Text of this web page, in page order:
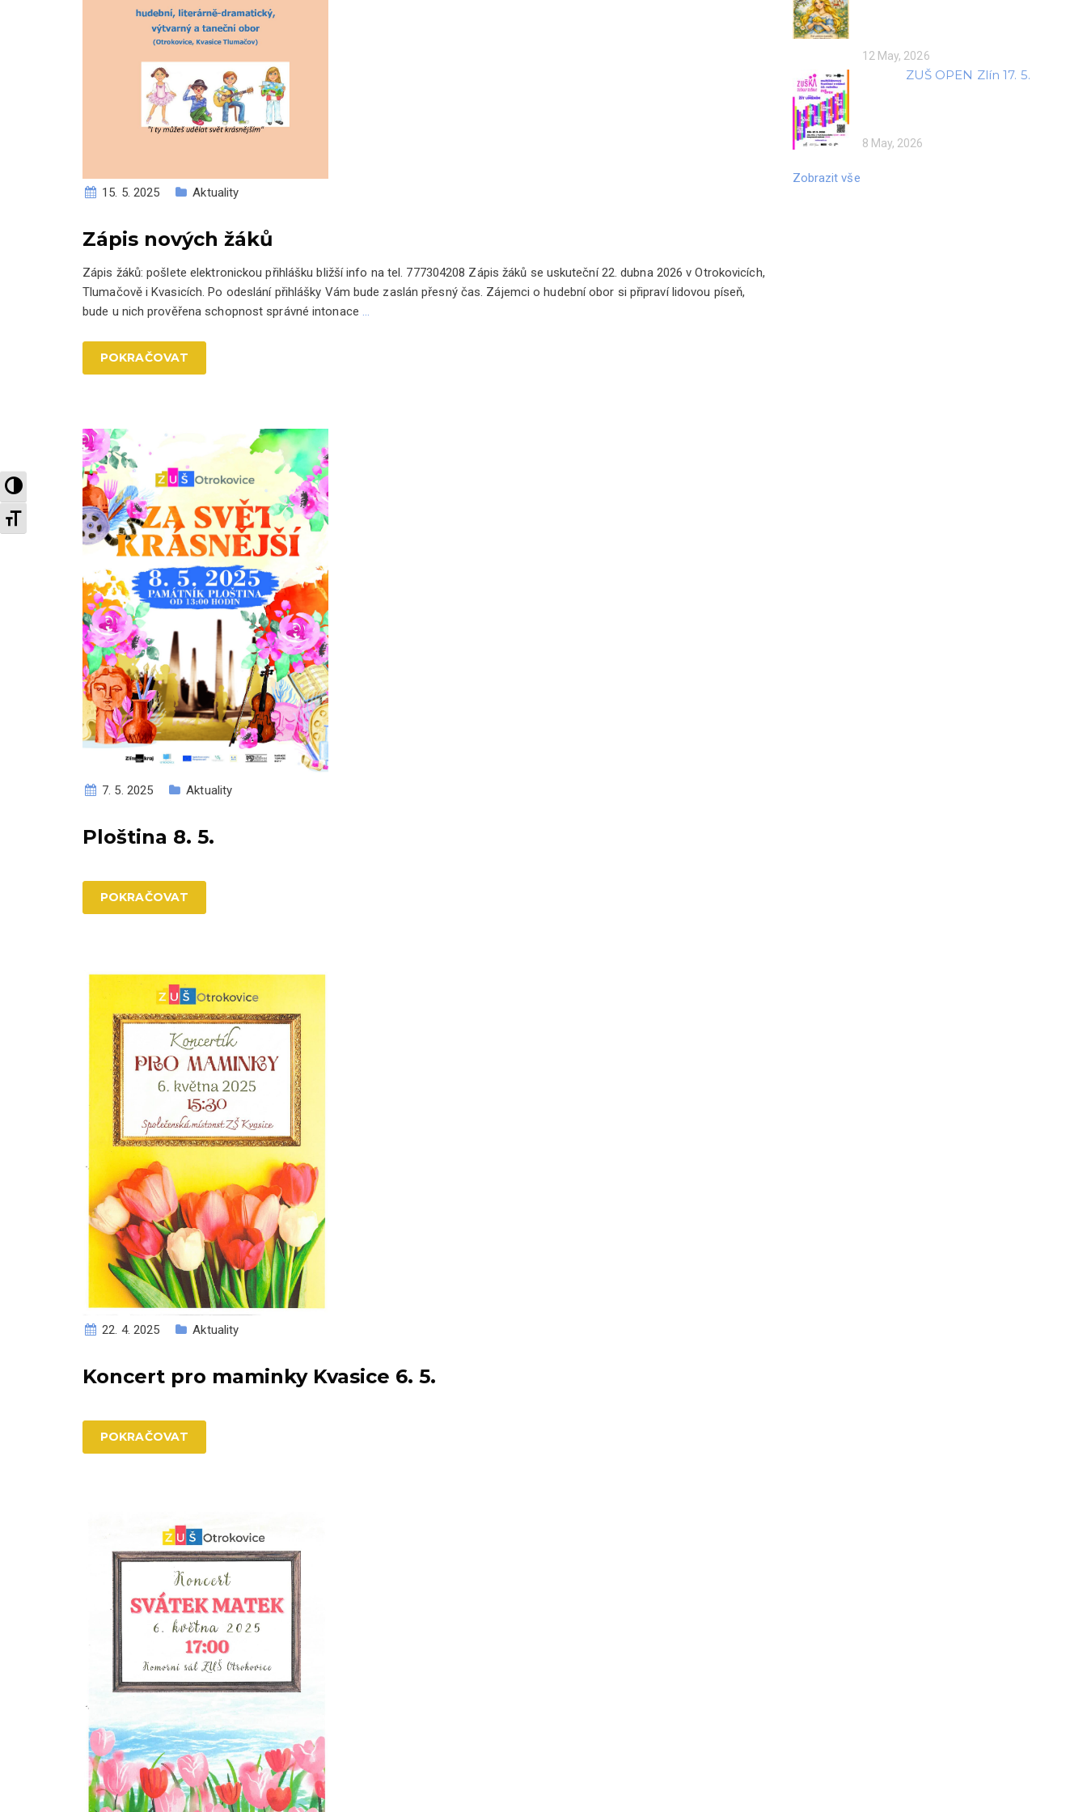
KONTRAST BAREV
VELIKOST TEXTU
15. 5. 2025 Aktuality
Zápis nových žáků
Zápis žáků: pošlete elektronickou přihlášku bližší info na tel. 777304208 Zápis žáků se uskuteční 22. dubna 2026 v Otrokovicích,
Tlumačově i Kvasicích. Po odeslání přihlášky Vám bude zaslán přesný čas. Zájemci o hudební obor si připraví lidovou píseň,
bude u nich prověřena schopnost správné intonace …
POKRAČOVAT
7. 5. 2025 Aktuality
Ploština 8. 5.
POKRAČOVAT
22. 4. 2025 Aktuality
Koncert pro maminky Kvasice 6. 5.
POKRAČOVAT
12 May, 2026
ZUŠ OPEN Zlín 17. 5.
8 May, 2026
Zobrazit vše